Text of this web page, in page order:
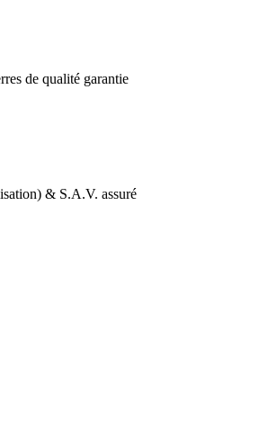
de qualité garantie
& S.A.V. assuré